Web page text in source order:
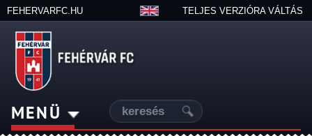
FEHERVARFC.HU TELJES VERZIÓRA VÁLTÁS
MENÜ